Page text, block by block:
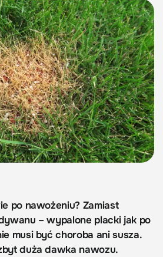
po nawożeniu? Zamiast
– wypalone placki jak po
musi być choroba ani susza.
duża dawka nawozu.